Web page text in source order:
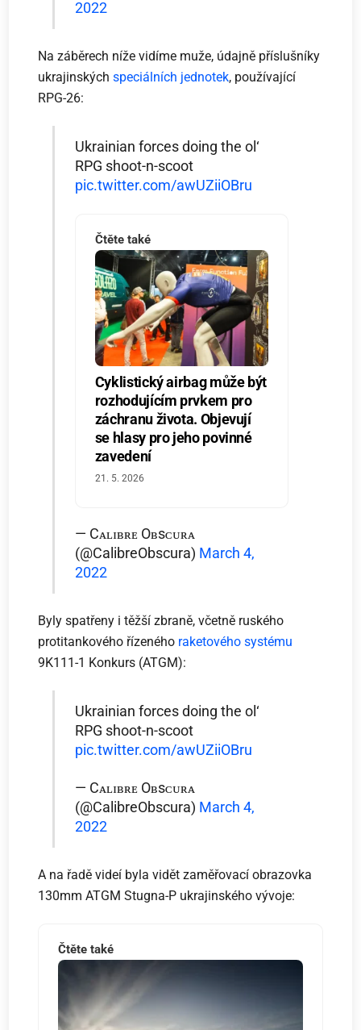
2022
Na záběrech níže vidíme muže, údajně příslušníky
ukrajinskýchspeciálních jednotek, používající
RPG-26:
Ukrainian forces doing the ol‘
RPG shoot-n-scoot
pic.twitter.com/awUZiiOBru
Čtěte také
Cyklistický airbag může být
rozhodujícím prvkem pro
záchranu života. Objevují
se hlasy pro jeho povinné
zavedení
21. 5. 2026
— Cᴀʟɪʙʀᴇ Oʙsᴄᴜʀᴀ
(@CalibreObscura) March 4,
2022
Byly spatřeny i těžší zbraně, včetně ruského
protitankového řízeného raketového systému
9K111-1 Konkurs (ATGM):
Ukrainian forces doing the ol‘
RPG shoot-n-scoot
pic.twitter.com/awUZiiOBru
— Cᴀʟɪʙʀᴇ Oʙsᴄᴜʀᴀ
(@CalibreObscura) March 4,
2022
A na řadě videí byla vidět zaměřovací obrazovka
130mm ATGM Stugna-P ukrajinského vývoje:
Čtěte také